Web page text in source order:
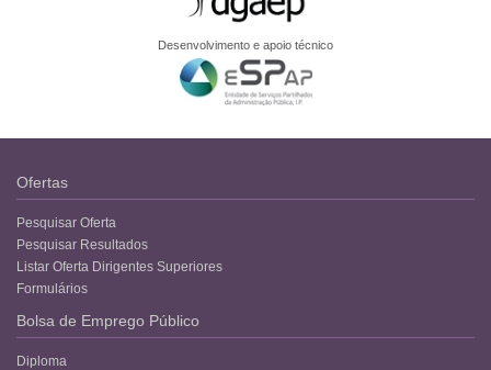
Desenvolvimento e apoio técnico
Ofertas
Pesquisar Oferta
Pesquisar Resultados
Listar Oferta Dirigentes Superiores
Formulários
Bolsa de Emprego Público
Diploma